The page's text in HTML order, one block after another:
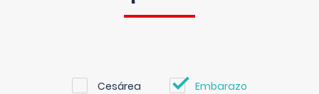
Cesárea Embarazo